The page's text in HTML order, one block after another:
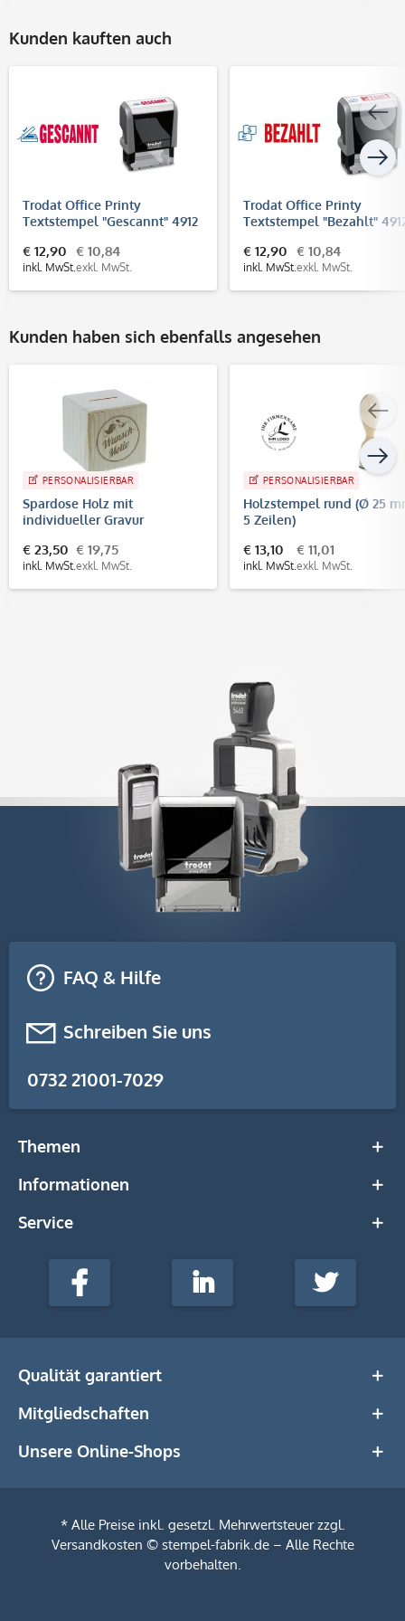
Kunden kauften auch
Trodat Office Printy
Textstempel "Gescannt" 4912
€ 12,90
inkl. MwSt.
€ 10,84
exkl. MwSt.
Trodat Office Printy
Textstempel "Bezahlt"
€ 12,90
inkl. MwSt.
€ 10,84
exkl. MwSt.
Kunden haben sich ebenfalls angesehen
PERSONALISIERBAR
Spardose Holz mit
individueller Gravur
€ 23,50
inkl. MwSt.
€ 19,75
exkl. MwSt.
PERSONALISIERBAR
Holzstempel rund (Ø 25
5 Zeilen)
€ 13,10
inkl. MwSt.
€ 11,01
exkl. MwSt.
FAQ & Hilfe
Schreiben Sie uns
0732 21001-7029
Themen
Informationen
Service
stempel-
Media
Facebook LinkedIn Twitter
Qualität garantiert
Mitgliedschaften
Unsere Online-Shops
* Alle Preise inkl. gesetzl. Mehrwertsteuer zzgl.
Versandkosten © stempel-fabrik.de – Alle Rechte
vorbehalten.